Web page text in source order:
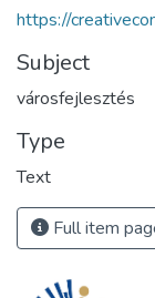
https://
Subject
városfejlesztés
Type
Text
Full item